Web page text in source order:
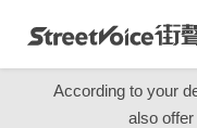
According to your
also offer